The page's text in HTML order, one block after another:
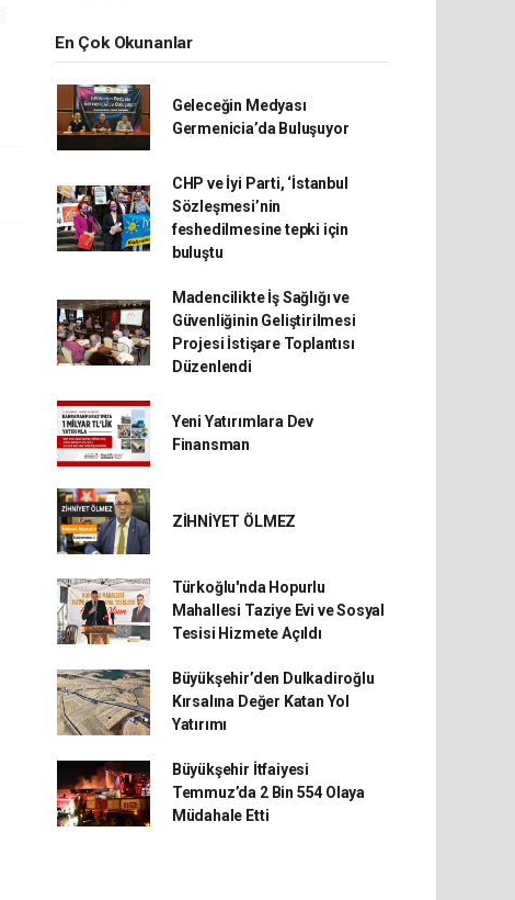
En Çok Okunanlar
Geleceğin Medyası
Germenicia’da Buluşuyor
CHP ve İyi Parti, ‘İstanbul
Sözleşmesi’nin
feshedilmesine tepki için
buluştu
Madencilikte İş Sağlığı ve
Güvenliğinin Geliştirilmesi
Projesi İstişare Toplantısı
Düzenlendi
Yeni Yatırımlara Dev
Finansman
ZİHNİYET ÖLMEZ
Türkoğlu'nda Hopurlu
Mahallesi Taziye Evi ve Sosyal
Tesisi Hizmete Açıldı
Büyükşehir’den Dulkadiroğlu
Kırsalına Değer Katan Yol
Yatırımı
Büyükşehir İtfaiyesi
Temmuz’da 2 Bin 554 Olaya
Müdahale Etti